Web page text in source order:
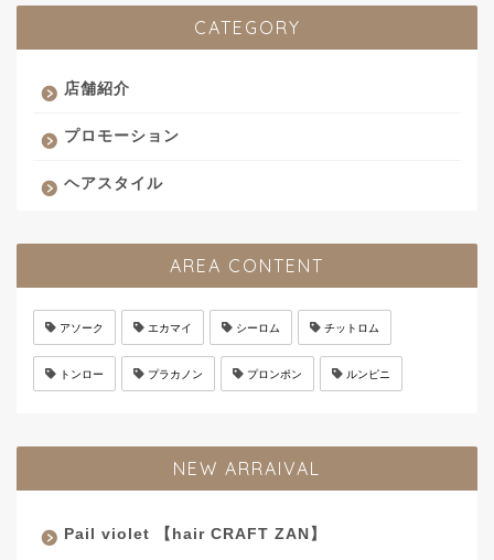
CATEGORY
店舗紹介
プロモーション
ヘアスタイル
AREA CONTENT
アソーク エカマイ シーロム チットロム
トンロー プラカノン プロンポン ルンピニ
NEW ARRAIVAL
Pail violet 【hair CRAFT ZAN】